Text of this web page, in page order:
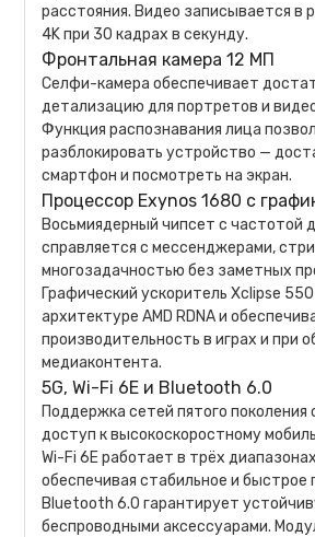
расстояния. Видео записывается в
4K при 30 кадрах в секунду.
Фронтальная камера 12 МП
Селфи-камера обеспечивает
детализацию для портретов и
Функция распознавания лица
разблокировать устройство —
смартфон и посмотреть на экран.
Процессор Exynos 1680 с
Восьмиядерный чипсет с частотой
справляется с мессенджерами,
многозадачностью без заметных
Графический ускоритель Xclipse
архитектуре AMD RDNA и
производительность в играх и при
медиаконтента.
5G, Wi-Fi 6E и Bluetooth 6.0
Поддержка сетей пятого поколения
доступ к высокоскоростному
Wi-Fi 6E работает в трёх
обеспечивая стабильное и быстрое
Bluetooth 6.0 гарантирует
беспроводными аксессуарами.